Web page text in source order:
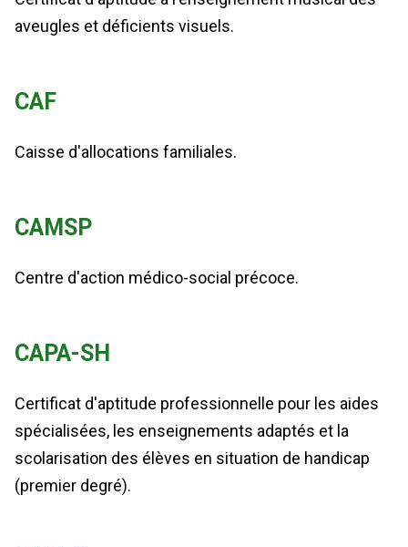
aveugles et déficients visuels.
CAF
Caisse d'allocations familiales.
CAMSP
Centre d'action médico-social précoce.
CAPA-SH
Certificat d'aptitude professionnelle pour les aides
spécialisées, les enseignements adaptés et la
scolarisation des élèves en situation de handicap
(premier degré).